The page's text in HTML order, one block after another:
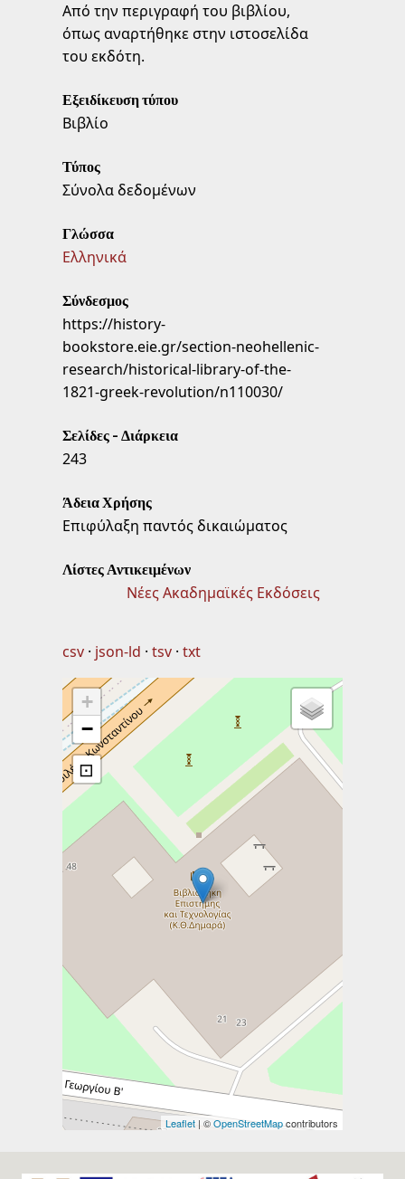
Από την περιγραφή του βιβλίου,
όπως αναρτήθηκε στην ιστοσελίδα
του εκδότη.
Εξειδίκευση τύπου
Βιβλίο
Τύπος
Σύνολα δεδομένων
Γλώσσα
Ελληνικά
Σύνδεσμος
https://history-
bookstore.eie.gr/section-neohellenic-
research/historical-library-of-the-
1821-greek-revolution/n110030/
Σελίδες - Διάρκεια
243
Άδεια Χρήσης
Επιφύλαξη παντός δικαιώματος
Λίστες Αντικειμένων
Νέες Ακαδημαϊκές Εκδόσεις
csv json-ld tsv txt
+
−
⊡
Leaflet | ©OpenStreetMapcontributors